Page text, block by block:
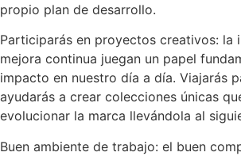
propio plan de desarrollo.
Participarás en proyectos creativos: la
mejora continua juegan un papel
impacto en nuestro día a día. Viajarás
ayudarás a crear colecciones únicas
evolucionar la marca llevándola al
Buen ambiente de trabajo: el buen